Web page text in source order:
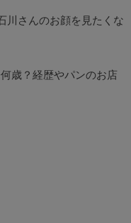
川さんのお顔を見たくな
歳？経歴やパンのお店